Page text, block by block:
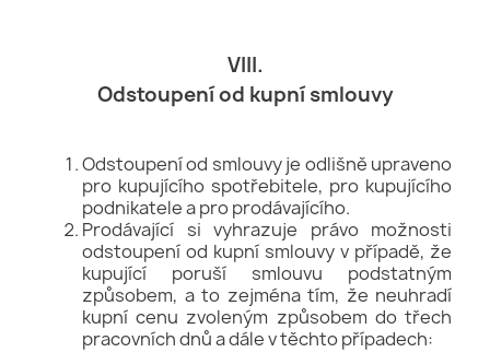
VIII.
Odstoupení od kupní smlouvy
Odstoupení od smlouvy je odlišně upraveno
pro kupujícího spotřebitele, pro kupujícího
podnikatele a pro prodávajícího.
Prodávající si vyhrazuje právo možnosti
odstoupení od kupní smlouvy v případě, že
kupující poruší smlouvu podstatným
způsobem, a to zejména tím, že neuhradí
kupní cenu zvoleným způsobem do třech
pracovních dnů a dále v těchto případech: